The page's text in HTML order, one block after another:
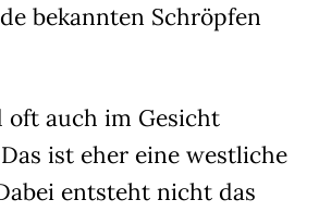
bekannten Schröpfen
oft auch im Gesicht
ist eher eine westliche
entsteht nicht das